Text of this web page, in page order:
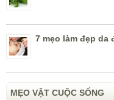
7 mẹo làm đẹp
MẸO VẶT CUỘC SỐNG